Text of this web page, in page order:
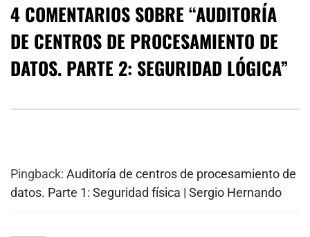
4 COMENTARIOS SOBRE “AUDITORÍA
DE CENTROS DE PROCESAMIENTO DE
DATOS. PARTE 2: SEGURIDAD LÓGICA”
Pingback: Auditoría de centros de procesamiento de
datos. Parte 1: Seguridad física | Sergio Hernando